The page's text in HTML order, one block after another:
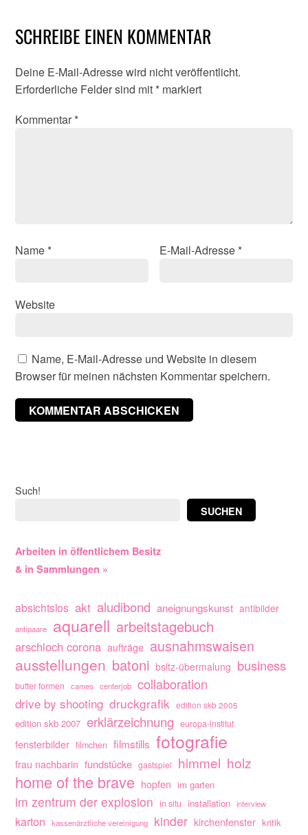
SCHREIBE EINEN KOMMENTAR
Deine E-Mail-Adresse wird nicht veröffentlicht.
Erforderliche Felder sind mit * markiert
Kommentar *
Name * E-Mail-Adresse *
Website
Name, E-Mail-Adresse und Website in diesem
Browser für meinen nächsten Kommentar speichern.
Such!
SUCHEN
Arbeiten in öffentlichem Besitz
& in Sammlungen »
absichtslos akt aludibond aneignungskunst antibilder
antipaare aquarell arbeitstagebuch
arschloch corona aufträge ausnahmswaisen
ausstellungen batoni bsltz-übermalung business
butter formen cameo centerjob collaboration
drive by shooting druckgrafik edition skb 2005
edition skb 2007 erklärzeichnung europa-institut
fensterbilder filmchen filmstills fotografie
frau nachbarin fundstücke gastspiel himmel holz
home of the brave hopfen im garten
im zentrum der explosion in situ installation interview
karton kassenärztliche vereinigung kinder kirchenfenster kritik